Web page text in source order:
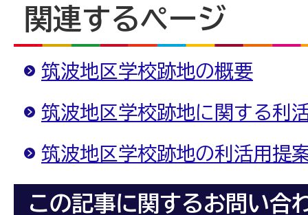
関連するページ
筑波地区学校跡地の概要
筑波地区学校跡地に関する利
筑波地区学校跡地の利活用提
この記事に関するお問い合